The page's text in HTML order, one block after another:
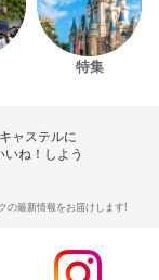
特集
キャステルに
いね！しよう
の最新情報をお届けします!